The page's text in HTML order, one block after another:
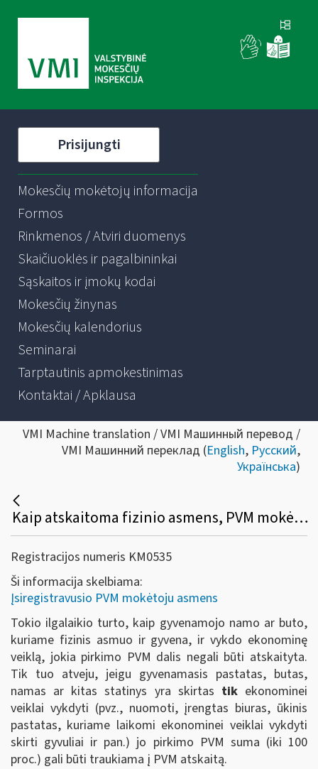
Prisijungti
Mokesčių mokėtojų informacija
Formos
Rinkmenos / Atviri duomenys
Skaičiuoklės ir pagalbininkai
Sąskaitos ir įmokų kodai
Mokesčių žinynas
Mokesčių kalendorius
Seminarai
Tarptautinis apmokestinimas
Kontaktai / Apklausa
VMI Machine translation / VMI Машинный перевод /
VMI Машинний переклад (English, Русский,
Українська)
Kaip atskaitoma fizinio asmens, PVM mokėtojo, įsigyto ilgalaikio turto, prekių (paslaugų), susijusių su gyvenamojo namo, buto, kito pastato ar statinio eksploatavimu, pirkimo PVM?
Registracijos numeris KM0535
Ši informacija skelbiama:
Įsiregistravusio PVM mokėtoju asmens
Tokio ilgalaikio turto, kaip gyvenamojo namo ar buto,
kuriame fizinis asmuo ir gyvena, ir vykdo ekonominę
veiklą, jokia pirkimo PVM dalis negali būti atskaityta.
Tik tuo atveju, jeigu gyvenamasis pastatas, butas,
namas ar kitas statinys yra skirtas tikekonominei
veiklai vykdyti (pvz., nuomoti, įrengtas biuras, ūkinis
pastatas, kuriame laikomi ekonominei veiklai vykdyti
skirti gyvuliai ir pan.) jo pirkimo PVM suma (iki 100
proc.) gali būti traukiama į PVM atskaitą.